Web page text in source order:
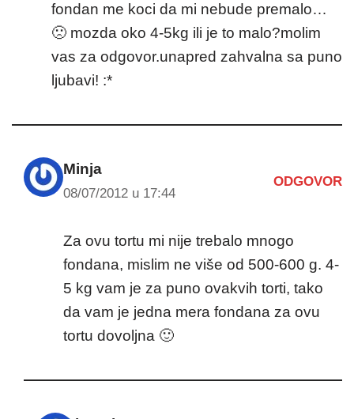
fondan me koci da mi nebude premalo…
🙁 mozda oko 4-5kg ili je to malo?molim
vas za odgovor.unapred zahvalna sa puno
ljubavi! :*
Minja
08/07/2012 u 17:44
ODGOVOR
Za ovu tortu mi nije trebalo mnogo
fondana, mislim ne više od 500-600 g. 4-
5 kg vam je za puno ovakvih torti, tako
da vam je jedna mera fondana za ovu
tortu dovoljna 🙂